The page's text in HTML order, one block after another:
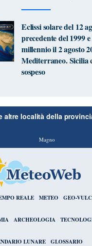
Eclissi solare del 12
precedente del 1999
millennio il 2 agosto
Mediterraneo. Sicilia
sospeso
altre località della
Magno
REALE METEO GEO-
ARCHEOLOGIA
LUNARE GLOSSARIO